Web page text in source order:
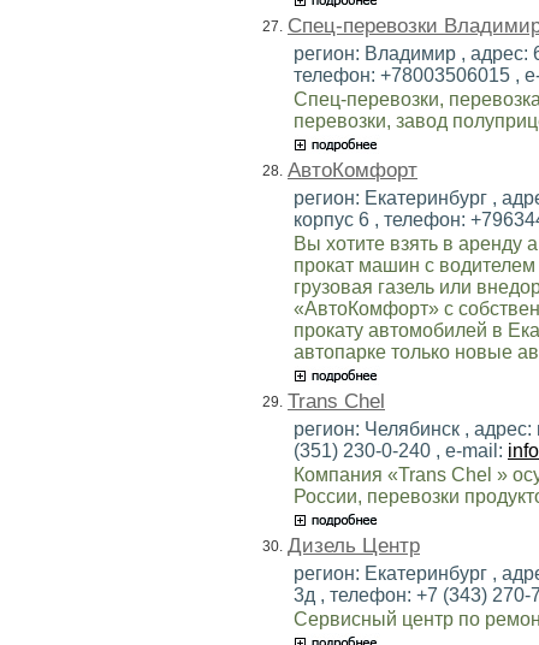
27. Спец-перевозки
регион: Владимир ,
телефон: +78003506015 ,
Спец-перевозки,
перевозки, завод
28. АвтоКомфорт
регион: Екатеринбург ,
корпус 6 , телефон:
Вы хотите взять в аренду
прокат машин с
грузовая газель или
«АвтоКомфорт» с
прокату автомобилей в
автопарке только новые
29. Trans Chel
регион: Челябинск ,
(351) 230-0-240 , e-mail:
Компания «Trans Chel »
России, перевозки
30. Дизель Центр
регион: Екатеринбург ,
3д , телефон: +7 (343)
Сервисный центр по